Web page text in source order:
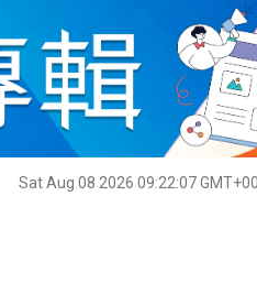
Sat Aug 08 2026 09:22:09
名家榜 灼見活動